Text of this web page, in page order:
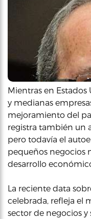
Mientras en Estados
y medianas
mejoramiento del
registra también un
pero todavía el
pequeños negocios
desarrollo
La reciente data
celebrada, refleja el
sector de negocios y